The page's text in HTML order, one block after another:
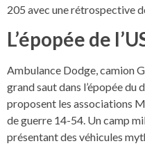
205 avec une rétrospective
L’épopée de
Ambulance Dodge, camion
grand saut dans l’épopée
proposent les associations
de guerre 14-54. Un camp
présentant des véhicules